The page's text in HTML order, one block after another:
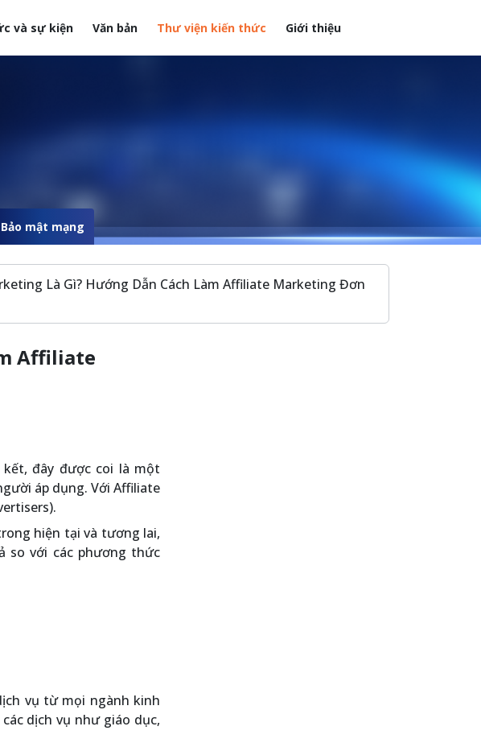
và sự kiện Văn bản Thư viện kiến thức Giới thiệu
Bảo mật mạng
Là Gì? Hướng Dẫn Cách Làm Affiliate Marketing Đơn
Affiliate
đây được coi là một
áp dụng. Với Affiliate
hiện tại và tương lai,
so với các phương thức
vụ từ mọi ngành kinh
dịch vụ như giáo dục,